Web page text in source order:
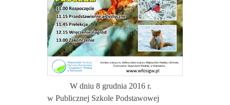
W dniu 8 grudnia 2016 r.
w Publicznej Szkole Podstawowej